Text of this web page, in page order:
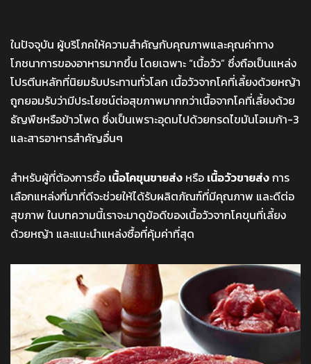
ในปัจจุบัน ผู้บริโภคให้ความสำคัญกับคุณภาพและคุณค่าทาง
โภชนาการของอาหารมากขึ้น โดยเฉพาะ “เนื้อวัว” ซึ่งถือเป็นแหล่ง
โปรตีนหลักที่นิยมรับประทานทั่วโลก เนื้อวัวจากโคที่เลี้ยงด้วยหญ้า
ถูกยอมรับว่ามีประโยชน์ต่อสุขภาพมากกว่าเนื้อจากโคที่เลี้ยงด้วย
ธัญพืชหรือข้าวโพด ซึ่งเป็นเพราะอุดมไปด้วยกรดไขมันโอเมก้า-3
และสารอาหารสำคัญอื่นๆ
สำหรับผู้ที่ต้องการซื้อ เนื้อโคขุนขายส่ง หรือ เนื้อวัวขายส่งการ
เลือกแหล่งที่มาที่ดีจะช่วยให้ได้รับผลิตภัณฑ์ที่มีคุณภาพ และดีต่อ
สุขภาพ ในบทความนี้เราจะมาดูข้อดีของเนื้อวัวจากโคขุนที่เลี้ยง
ด้วยหญ้า และแนะนำแหล่งซื้อที่คุ้มค่าที่สุด